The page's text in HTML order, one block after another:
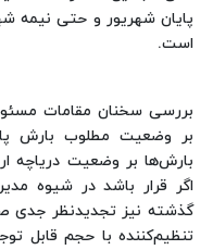
پایان شهریور و حتی نیمه
است.
بررسی سخنان مقامات
بر وضعیت مطلوب بارش
بارش‌ها بر وضعیت دریاچه
اگر قرار باشد در شیوه
گذشته نیز تجدیدنظر جدی
تنظیم‌کننده با حجم قابل